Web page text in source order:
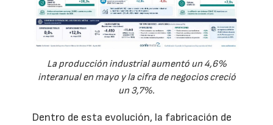
La producción industrial aumentó un 4,6%
interanual en mayo y la cifra de negocios creció
un 3,7%.
Dentro de esta evolución, la fabricación de